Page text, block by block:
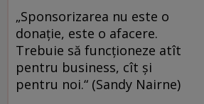
„Sponsorizarea nu este o
donaţie, este o afacere.
Trebuie să funcţioneze atît
pentru business, cît şi
pentru noi.“ (Sandy Nairne)